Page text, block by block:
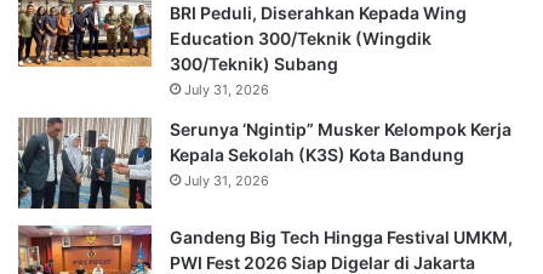
BRI Peduli, Diserahkan Kepada Wing
Education 300/Teknik (Wingdik
300/Teknik) Subang
July 31, 2026
Serunya ‘Ngintip” Musker Kelompok Kerja
Kepala Sekolah (K3S) Kota Bandung
July 31, 2026
Gandeng Big Tech Hingga Festival UMKM,
PWI Fest 2026 Siap Digelar di Jakarta